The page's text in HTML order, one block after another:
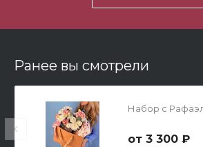
Мишка Мини №1
Ранее вы смотрели
Набор с
3 300 ₽